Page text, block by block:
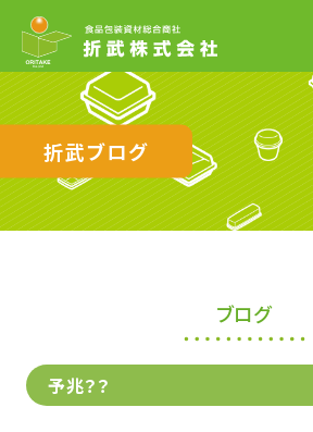
折武ブログ
ブログ
予兆？？